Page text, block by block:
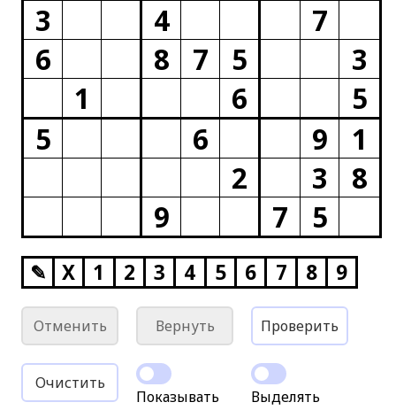
3
4
7
6
8 7 5
3
1
6
5
5
6 9
1
2
3
8
9
7 5
✎ X 1 2 3 4 5 6 7 8 9
Отменить Вернуть Проверить
Очистить
Показывать
Выделять